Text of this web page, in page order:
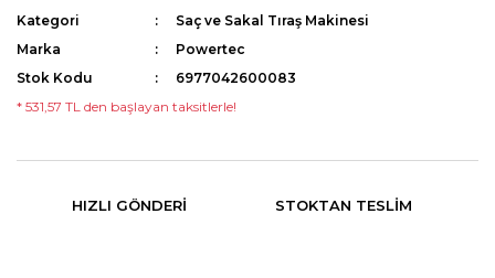
Kategori
Saç ve Sakal Tıraş Makinesi
Marka
Powertec
Stok Kodu
6977042600083
* 531,57 TL den başlayan taksitlerle!
HIZLI GÖNDERI STOKTAN TESLIM